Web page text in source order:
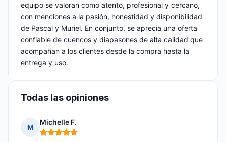
equipo se valoran como atento, profesional y cercano,
con menciones a la pasión, honestidad y disponibilidad
de Pascal y Muriel. En conjunto, se aprecia una oferta
confiable de cuencos y diapasones de alta calidad que
acompañan a los clientes desde la compra hasta la
entrega y uso.
Todas las opiniones
M
Michelle F.
Nota: 5 de 5